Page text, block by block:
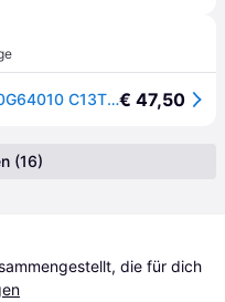
Original Epson 604 T10G6 C13T10G64010 C13T10G64020 Tinte Multipack schwarz cyan ma€ 47,50
Alle anzeigen (16)
die für dich